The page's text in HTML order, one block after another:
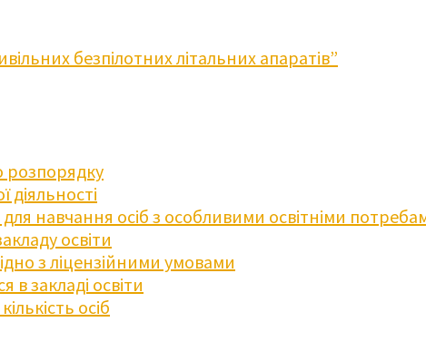
безпілотних літальних апаратів”
розпорядку
діяльності
для навчання осіб з особливими освітніми
освіти
з ліцензійними умовами
в закладі освіти
осіб